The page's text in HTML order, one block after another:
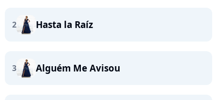
2 Hasta la Raíz
3 Alguém Me Avisou